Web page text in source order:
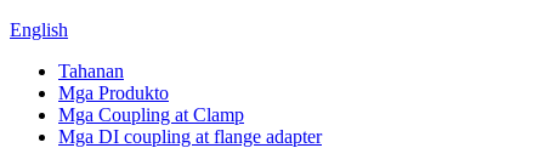
English
Tahanan
Mga Produkto
Mga Coupling at Clamp
Mga DI coupling at flange adapter